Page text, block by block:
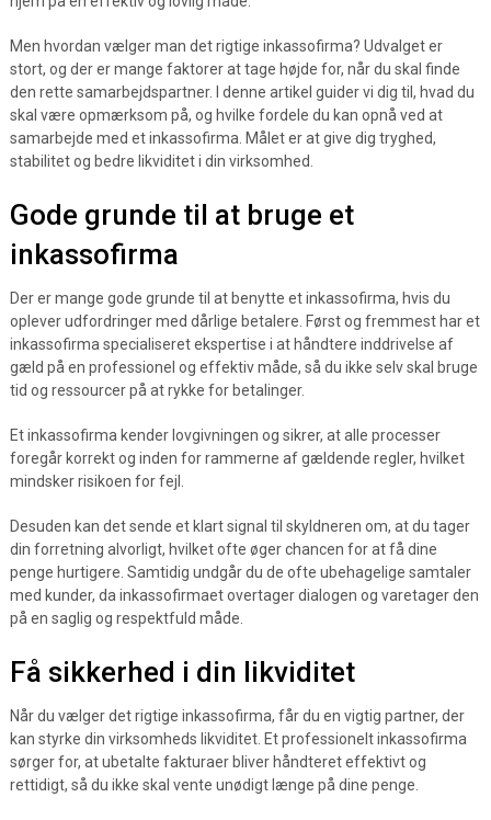
Men hvordan vælger man det rigtige inkassofirma? Udvalget er
stort, og der er mange faktorer at tage højde for, når du skal finde
den rette samarbejdspartner. I denne artikel guider vi dig til, hvad du
skal være opmærksom på, og hvilke fordele du kan opnå ved at
samarbejde med et inkassofirma. Målet er at give dig tryghed,
stabilitet og bedre likviditet i din virksomhed.
Gode grunde til at bruge et
inkassofirma
Der er mange gode grunde til at benytte et inkassofirma, hvis du
oplever udfordringer med dårlige betalere. Først og fremmest har et
inkassofirma specialiseret ekspertise i at håndtere inddrivelse af
gæld på en professionel og effektiv måde, så du ikke selv skal bruge
tid og ressourcer på at rykke for betalinger.
Et inkassofirma kender lovgivningen og sikrer, at alle processer
foregår korrekt og inden for rammerne af gældende regler, hvilket
mindsker risikoen for fejl.
Desuden kan det sende et klart signal til skyldneren om, at du tager
din forretning alvorligt, hvilket ofte øger chancen for at få dine
penge hurtigere. Samtidig undgår du de ofte ubehagelige samtaler
med kunder, da inkassofirmaet overtager dialogen og varetager den
på en saglig og respektfuld måde.
Få sikkerhed i din likviditet
Når du vælger det rigtige inkassofirma, får du en vigtig partner, der
kan styrke din virksomheds likviditet. Et professionelt inkassofirma
sørger for, at ubetalte fakturaer bliver håndteret effektivt og
rettidigt, så du ikke skal vente unødigt længe på dine penge.